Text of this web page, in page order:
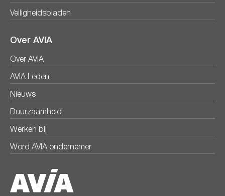
Veiligheidsbladen
Over AVIA
Over AVIA
AVIA Leden
Nieuws
Duurzaamheid
Werken bij
Word AVIA ondernemer